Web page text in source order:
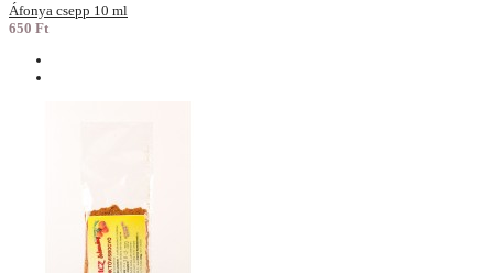
Áfonya csepp 10 ml
650 Ft